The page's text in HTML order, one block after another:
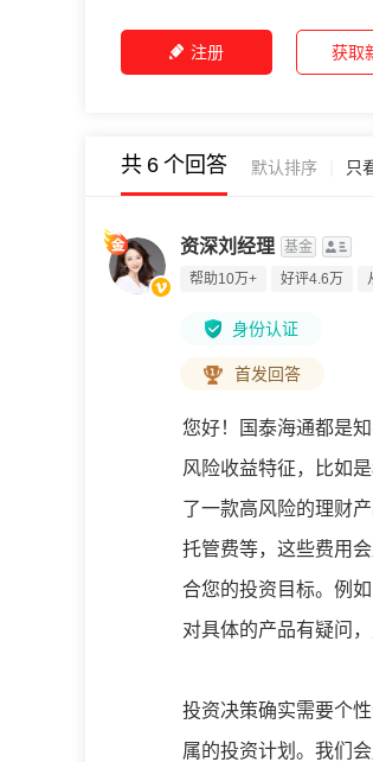
注册 获取
共 6 个回答 默认排序 只
资深刘经理 基金
帮助10万+
好评4.6万
身份认证
首发回答
您好！国泰海通都是
风险收益特征，比如
了一款高风险的理财
托管费等，这些费用
合您的投资目标。例
对具体的产品有疑问
投资决策确实需要个
属的投资计划。我们